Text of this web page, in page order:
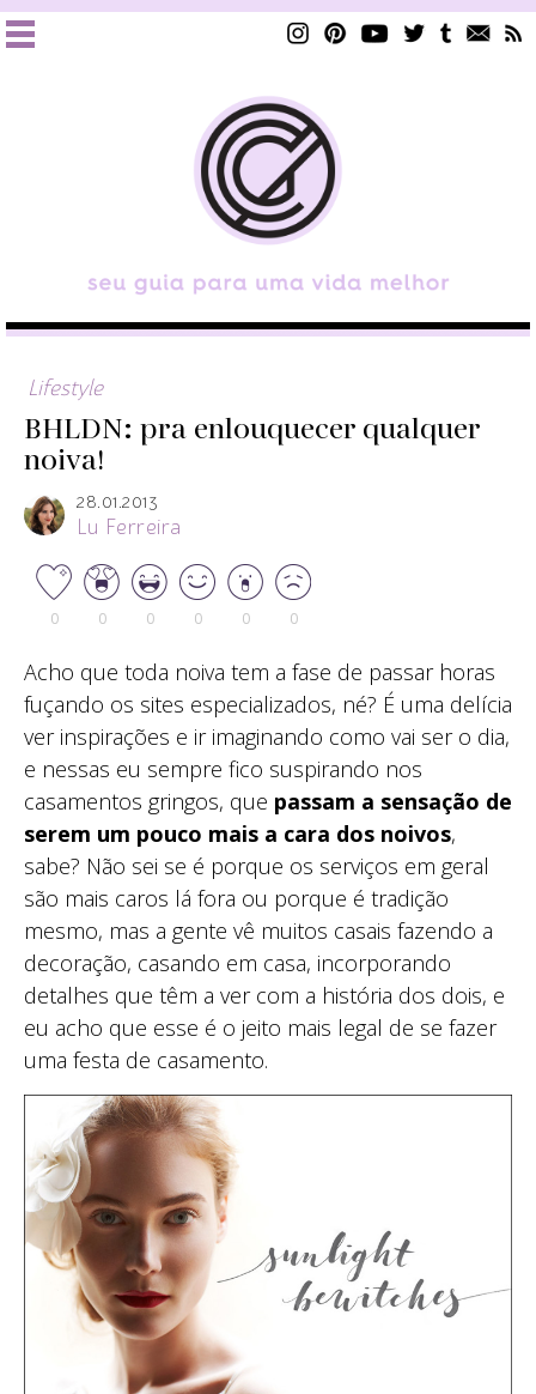
Lifestyle
BHLDN: pra enlouquecer qualquer
noiva!
28.01.2013
Lu Ferreira
0 0 0 0 0 0
Acho que toda noiva tem a fase de passar horas
fuçando os sites especializados, né? É uma delícia
ver inspirações e ir imaginando como vai ser o dia,
e nessas eu sempre fico suspirando nos
casamentos gringos, que passam a sensação de
serem um pouco mais a cara dos noivos,
sabe? Não sei se é porque os serviços em geral
são mais caros lá fora ou porque é tradição
mesmo, mas a gente vê muitos casais fazendo a
decoração, casando em casa, incorporando
detalhes que têm a ver com a história dos dois, e
eu acho que esse é o jeito mais legal de se fazer
uma festa de casamento.